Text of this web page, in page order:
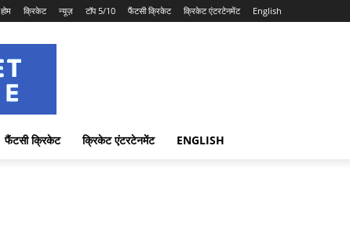
होम क्रिकेट न्यूज़ टॉप 5/10 फैंटसी क्रिकेट क्रिकेट एंटरटेनमेंट English
फैंटसी क्रिकेट क्रिकेट एंटरटेनमेंट ENGLISH